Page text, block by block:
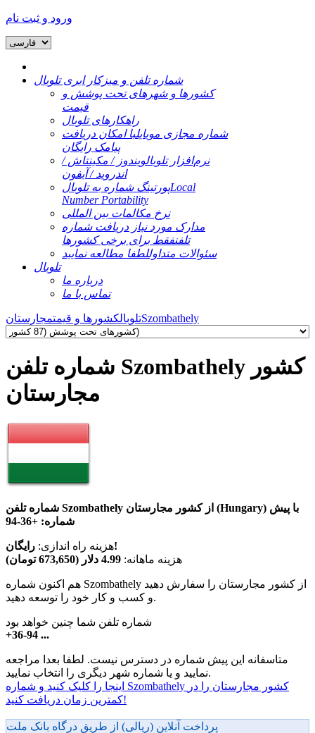
ورود و ثبت نام
شماره تلفن و میزکار ابری تلوبال
کشورها و شهرهای تحت پوشش و
قیمت
راهکارهای تلوبال
شماره مجازی موبایلبا امکان دریافت
پیامک رایگان
نرم‌افزار تلوبالویندوز / مکینتاش /
اندروید / آیفون
پورتینگ شماره به تلوبالLocal
Number Portability
نرخ مکالمات بین المللی
مدارک مورد نیاز دریافت شماره
تلفنفقط برای برخی کشورها
سئوالات متداوللطفا مطالعه نمایید
تلوبال
درباره ما
تماس با ما
تلوبالکشورها و قیمتمجارستان Szombathely
شماره تلفن Szombathely کشور
مجارستان
شماره تلفن Szombathely از کشور مجارستان (Hungary) با پیش
شماره: +36-94
هزینه راه اندازی:رایگان!
هزینه ماهانه: 4.99 دلار (673,650 تومان)
هم اکنون شماره Szombathely از کشور مجارستان را سفارش دهید
و کسب و کار خود را توسعه دهید.
شماره تلفن شما چنین خواهد بود
+36-94 ...
متاسفانه این پیش شماره در دسترس نیست. لطفا بعدا مراجعه
نمایید و یا شماره شهر دیگری را انتخاب نمایید.
اینجا را کلیک کنید و شماره Szombathely کشور مجارستان را در
کمترین زمان دریافت کنید!
پرداخت آنلاین (ریالی) از طریق درگاه بانک ملت